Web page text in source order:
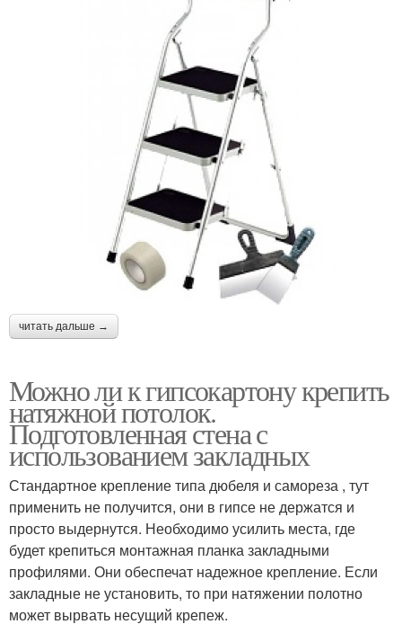
читать дальше →
Можно ли к гипсокартону крепить
натяжной потолок.
Подготовленная стена с
использованием закладных
Стандартное крепление типа дюбеля и самореза , тут
применить не получится, они в гипсе не держатся и
просто выдернутся. Необходимо усилить места, где
будет крепиться монтажная планка закладными
профилями. Они обеспечат надежное крепление. Если
закладные не установить, то при натяжении полотно
может вырвать несущий крепеж.